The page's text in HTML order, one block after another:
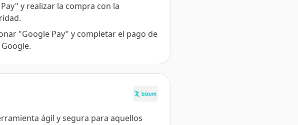
y realizar la compra con la
"Google Pay" y completar el pago de
ágil y segura para aquellos